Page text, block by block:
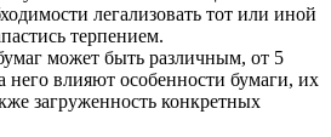
легализовать тот или иной
терпением.
может быть различным, от 5
него влияют особенности бумаги, их
загруженность конкретных